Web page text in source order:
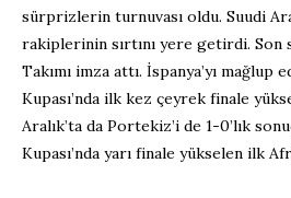
sürprizlerin turnuvası oldu. Suudi
rakiplerinin sırtını yere getirdi.
Takımı imza attı. İspanya’yı mağlup
Kupası’nda ilk kez çeyrek finale
Aralık’ta da Portekiz’i de 1-0’lık
Kupası’nda yarı finale yükselen ilk